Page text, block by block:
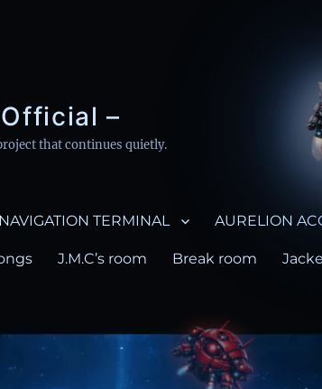
–
that continues quietly.
NAVIGATION TERMINAL AURELION
J.M.C’s room Break room